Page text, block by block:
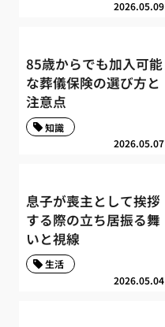
2026.05.09
85歳からでも加入可能
な葬儀保険の選び方と
注意点
2026.05.07
知識
息子が喪主として挨拶
する際の立ち居振る舞
いと視線
2026.05.04
生活